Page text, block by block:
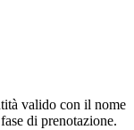
valido con il nome
di prenotazione.